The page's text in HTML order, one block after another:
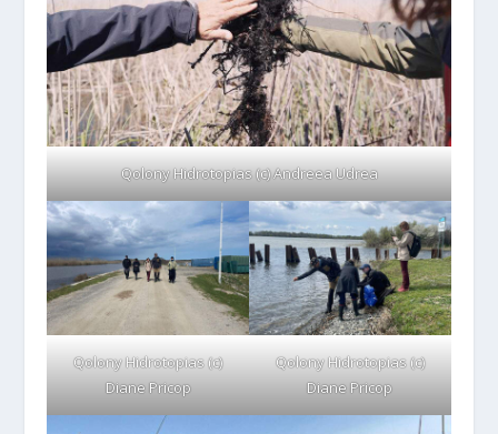
Qolony Hidrotopias (c) Andreea Udrea
Qolony Hidrotopias (c)
Diane Pricop
Qolony Hidrotopias (c)
Diane Pricop